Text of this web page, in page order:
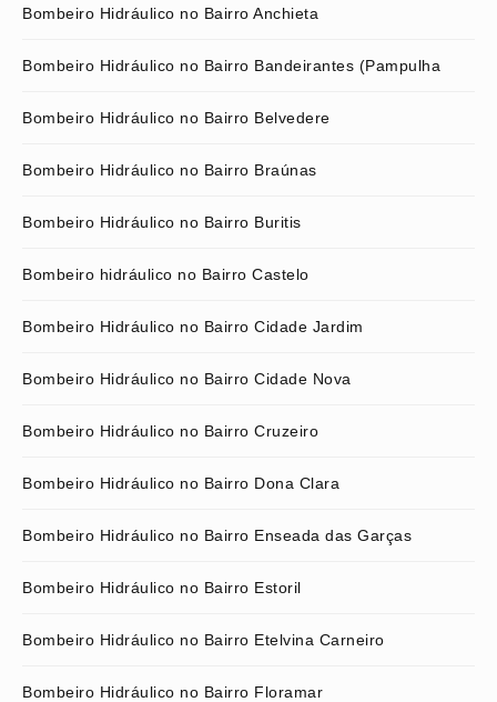
Bombeiro Hidráulico no Bairro Anchieta
Bombeiro Hidráulico no Bairro Bandeirantes (Pampulha
Bombeiro Hidráulico no Bairro Belvedere
Bombeiro Hidráulico no Bairro Braúnas
Bombeiro Hidráulico no Bairro Buritis
Bombeiro hidráulico no Bairro Castelo
Bombeiro Hidráulico no Bairro Cidade Jardim
Bombeiro Hidráulico no Bairro Cidade Nova
Bombeiro Hidráulico no Bairro Cruzeiro
Bombeiro Hidráulico no Bairro Dona Clara
Bombeiro Hidráulico no Bairro Enseada das Garças
Bombeiro Hidráulico no Bairro Estoril
Bombeiro Hidráulico no Bairro Etelvina Carneiro
Bombeiro Hidráulico no Bairro Floramar